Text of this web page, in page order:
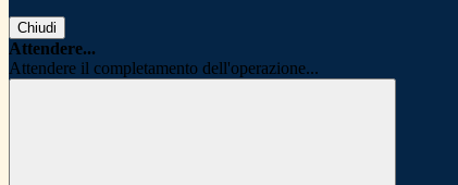
Chiudi
Attendere...
Attendere il completamento dell'operazione...